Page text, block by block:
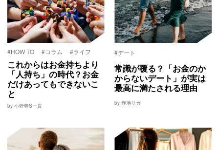
#HOW TO #コラム #ライフ
これからはお金持ちより
「人持ち」の時代？お金
だけあってもできないこ
と
by 小野寺S一貴
#デート
常識が覆る？「お金のか
からないデート」が実は
最高に満たされる理由
by 赤池リカ